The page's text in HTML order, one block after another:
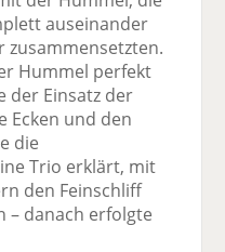
auseinander
zusammensetzten.
Hummel perfekt
der Einsatz der
Ecken und den
die
Trio erklärt, mit
den Feinschliff
danach erfolgte